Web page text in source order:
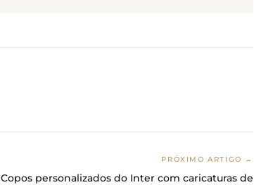
PRÓXIMO ARTIGO →
Copos personalizados do Inter com caricaturas de